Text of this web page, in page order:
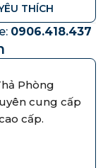
THÍCH
0906.418.437
Phòng
cung cấp
cấp.